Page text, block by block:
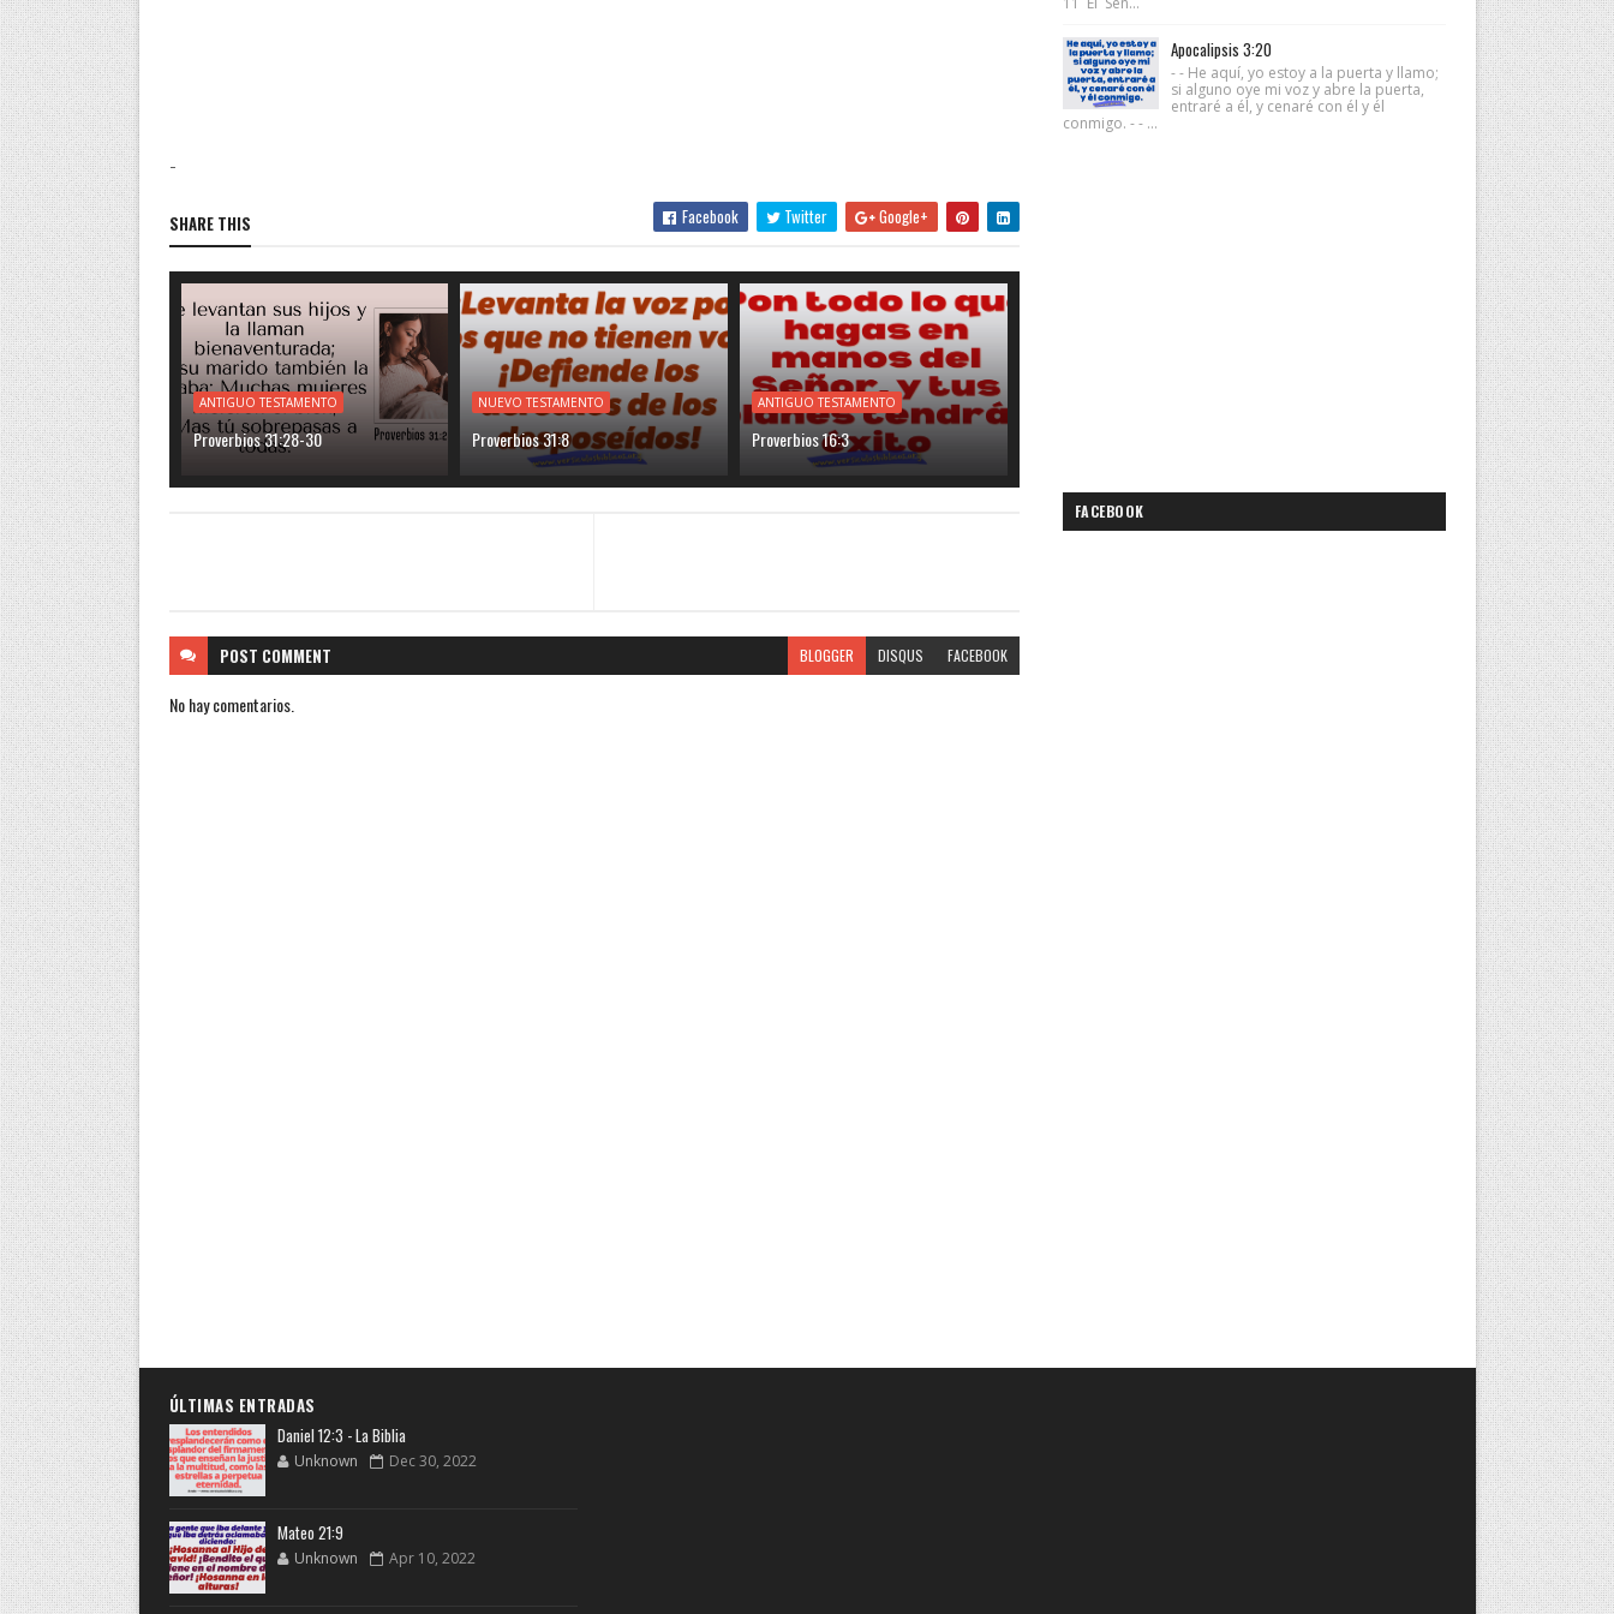
-
SHARE THIS Facebook Twitter Google+
ANTIGUO TESTAMENTO
Proverbios 31:28-30
NUEVO TESTAMENTO
Proverbios 31:8
ANTIGUO TESTAMENTO
Proverbios 16:3
POST COMMENT BLOGGER DISQUS FACEBOOK
No hay comentarios.
Apocalipsis 3:20
- - He aquí, yo estoy a la puerta y llamo;
si alguno oye mi voz y abre la puerta,
entraré a él, y cenaré con él y él
conmigo. - - ...
FACEBOOK
ÚLTIMAS ENTRADAS
Daniel 12:3 - La Biblia
Unknown Dec 30, 2022
Mateo 21:9
Unknown Apr 10, 2022